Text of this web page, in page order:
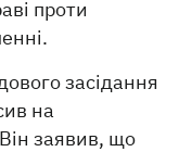
проти
засідання
на
заявив, що